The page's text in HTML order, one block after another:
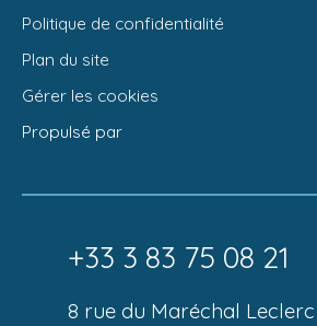
Politique de confidentialité
Plan du site
Gérer les cookies
Propulsé par
+33 3 83 75 08 21
8 rue du Maréchal Leclerc